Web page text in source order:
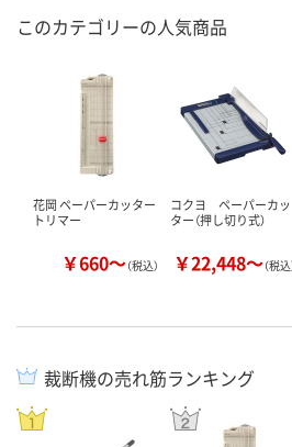
このカテゴリーの人気商品
花岡 ペーパーカッター
トリマー
￥660～（税込）
コクヨ ペーパーカッ
ター（押し切り式）
￥22,448～（税込
裁断機の売れ筋ランキング